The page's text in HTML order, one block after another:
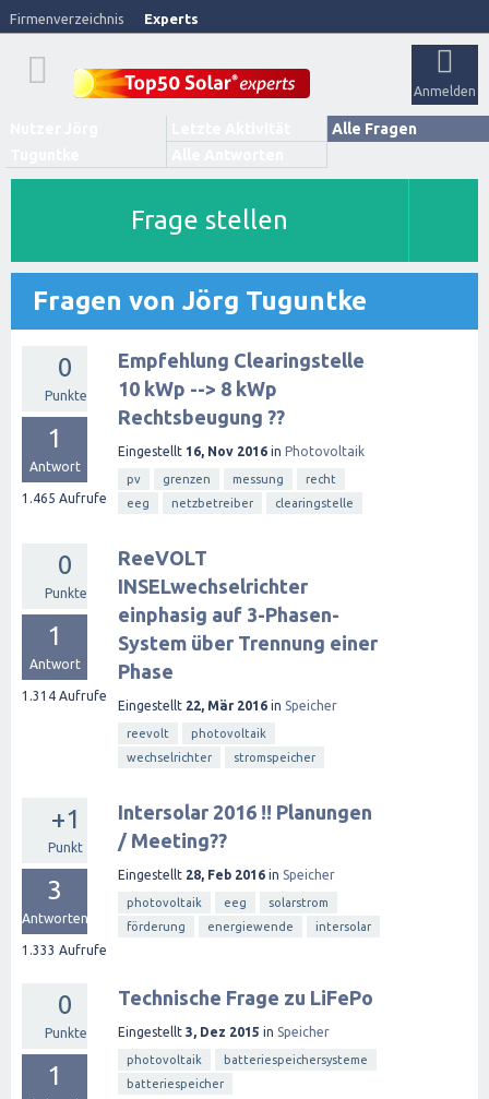
Firmenverzeichnis Experts
Anmelden
Alle Fragen
Frage stellen
Fragen von Jörg Tuguntke
0
Punkte
1
Antwort
1.465 Aufrufe
Empfehlung Clearingstelle
10 kWp --> 8 kWp
Rechtsbeugung ??
Eingestellt 16, Nov 2016 in Photovoltaik
pv grenzen messung
recht
eeg
netzbetreiber clearingstelle
0
Punkte
1
Antwort
1.314 Aufrufe
ReeVOLT
INSELwechselrichter
einphasig auf 3-Phasen-
System über Trennung einer
Phase
Eingestellt 22, Mär 2016 in Speicher
reevolt
photovoltaik
wechselrichter
stromspeicher
+1
Punkt
3
Antworten
1.333 Aufrufe
Intersolar 2016 !! Planungen
/ Meeting??
Eingestellt 28, Feb 2016 in Speicher
photovoltaik eeg
solarstrom
förderung
energiewende intersolar
0
Punkte
1
Technische Frage zu LiFePo
Eingestellt 3, Dez 2015 in Speicher
photovoltaik
batteriespeichersysteme
batteriespeicher